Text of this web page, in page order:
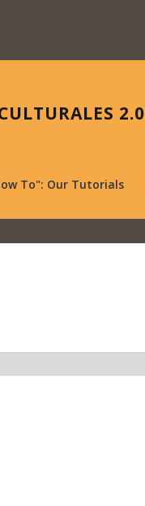
2.0
To": Our Tutorials